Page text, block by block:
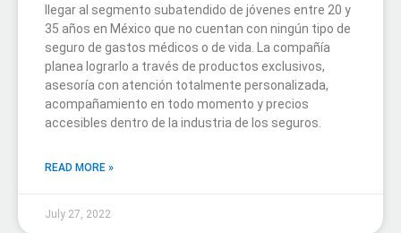
llegar al segmento subatendido de jóvenes entre 20 y
35 años en México que no cuentan con ningún tipo de
seguro de gastos médicos o de vida. La compañía
planea lograrlo a través de productos exclusivos,
asesoría con atención totalmente personalizada,
acompañamiento en todo momento y precios
accesibles dentro de la industria de los seguros.
READ MORE »
July 27, 2022